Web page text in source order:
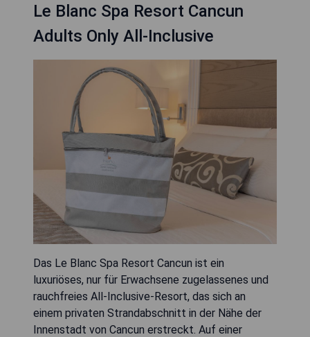
Le Blanc Spa Resort Cancun
Adults Only All-Inclusive
Das Le Blanc Spa Resort Cancun ist ein
luxuriöses, nur für Erwachsene zugelassenes und
rauchfreies All-Inclusive-Resort, das sich an
einem privaten Strandabschnitt in der Nähe der
Innenstadt von Cancun erstreckt. Auf einer